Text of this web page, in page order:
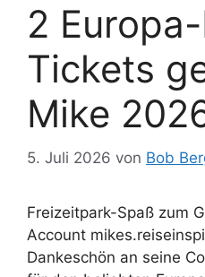
2
Tickets
Mike
5. Juli 2026 von Bob
Freizeitpark-Spaß zum
Account
Dankeschön an seine